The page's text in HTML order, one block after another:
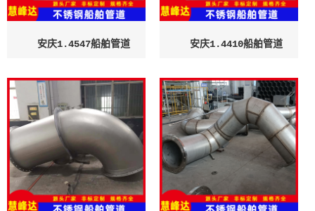
安庆1.4547船舶管道 安庆1.4410船舶管道